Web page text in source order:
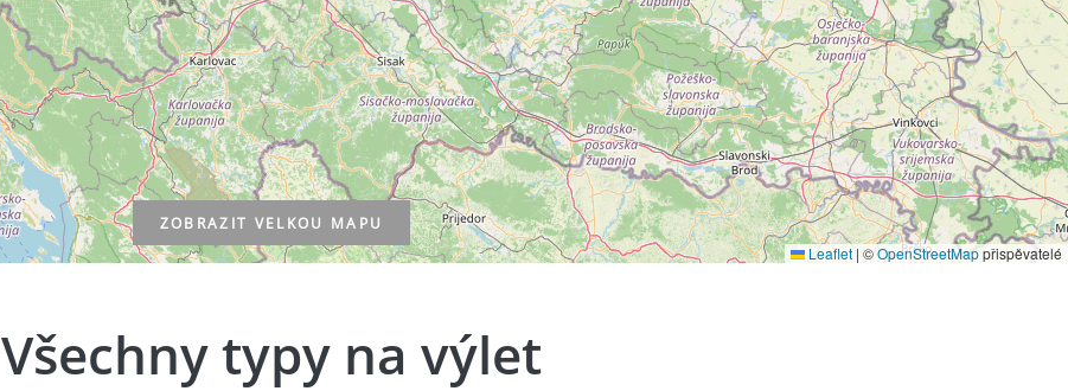
ZOBRAZIT VELKOU MAPU
Leaflet | ©OpenStreetMappřispěvatelé
Všechny typy na výlet